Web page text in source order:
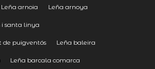
Leña arnoia Leña arnoya
i santa linya
de puigventós Leña baleira
Leña barcala comarca